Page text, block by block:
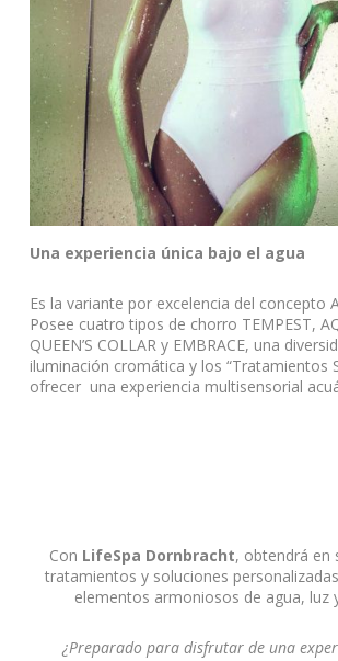
Una experiencia única bajo el agua
Es la variante por excelencia del concepto
Posee cuatro tipos de chorro TEMPEST,
QUEEN’S COLLAR y EMBRACE, una
iluminación cromática y los “Tratamientos
ofrecer una experiencia multisensorial
Con LifeSpa Dornbracht, obtendrá en
tratamientos y soluciones
elementos armoniosos de agua, luz
¿Preparado para disfrutar de una